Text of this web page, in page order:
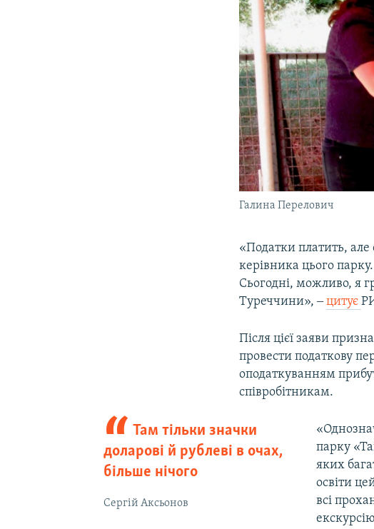
Галина Перелович
«Податки платить, але
керівника цього
Сьогодні, можливо, я
Туреччини», ‒цитує
Після цієї заяви
провести податкову
оподаткуванням
співробітникам.
Там тільки значки
доларові й рублеві в очах,
більше нічого
Сергій Аксьонов
парку
яких
освіти
всі